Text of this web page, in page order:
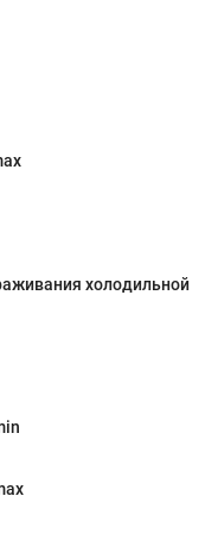
холодильной